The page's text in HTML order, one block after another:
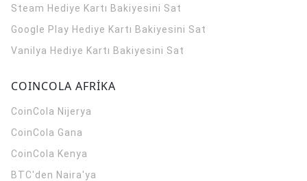
Steam Hediye Kartı Bakiyesini Sat
Google Play Hediye Kartı Bakiyesini Sat
Vanilya Hediye Kartı Bakiyesini Sat
COINCOLA AFRİKA
CoinCola Nijerya
CoinCola Gana
CoinCola Kenya
BTC'den Naira'ya